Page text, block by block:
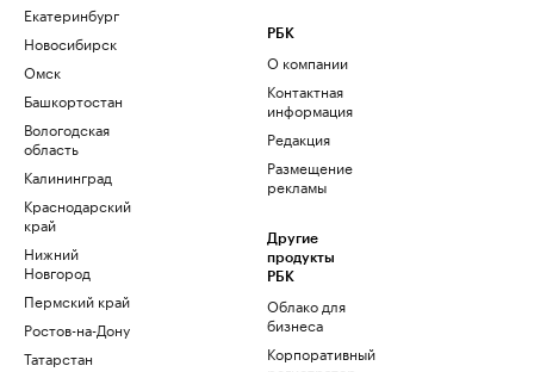
Екатеринбург
Новосибирск
Омск
Башкортостан
Вологодская
область
Калининград
Краснодарский
край
Нижний
Новгород
Пермский край
Ростов-на-Дону
Татарстан
РБК
О компании
Контактная
информация
Редакция
Размещение
рекламы
Другие
продукты
РБК
Облако для
бизнеса
Корпоративный